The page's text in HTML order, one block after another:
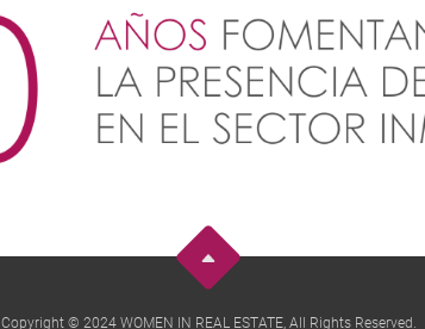
Copyright © 2024 WOMEN IN REAL ESTATE, All Rights Reserved.